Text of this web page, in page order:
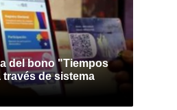
del bono "Tiempos
de sistema